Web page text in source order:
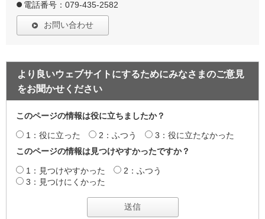
電話番号：079-435-2582
お問い合わせ
より良いウェブサイトにするためにみなさまのご意見
をお聞かせください
このページの情報は役に立ちましたか？
1：役に立った 2：ふつう
3：役に立たなかった
このページの情報は見つけやすかったですか？
1：見つけやすかった
2：ふつう
3：見つけにくかった